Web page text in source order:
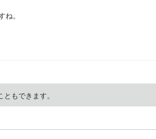
。
ともできます。